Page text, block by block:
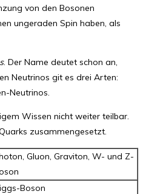
von den Bosonen
ungeraden Spin haben, als
. Der Name deutet schon an,
Neutrinos git es drei Arten:
Neutrinos.
Wissen nicht weiter teilbar.
zusammengesetzt.
Gluon, Graviton, W- und Z-
Boson